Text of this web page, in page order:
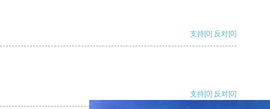
支持[0] 反对[0]
支持[0] 反对[0]